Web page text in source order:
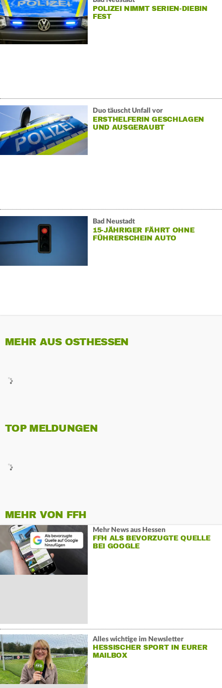
POLIZEI NIMMT SERIEN-DIEBIN
FEST
Duo täuscht Unfall vor
ERSTHELFERIN GESCHLAGEN
UND AUSGERAUBT
Bad Neustadt
15-JÄHRIGER FÄHRT OHNE
FÜHRERSCHEIN AUTO
MEHR AUS OSTHESSEN
TOP MELDUNGEN
MEHR VON FFH
Mehr News aus Hessen
FFH ALS BEVORZUGTE QUELLE
BEI GOOGLE
Alles wichtige im Newsletter
HESSISCHER SPORT IN EURER
MAILBOX